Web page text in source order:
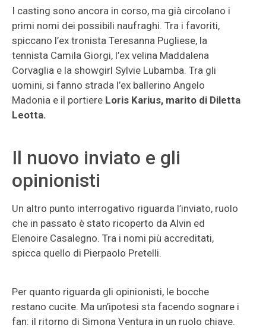
I casting sono ancora in corso, ma già circolano i
primi nomi dei possibili naufraghi. Tra i favoriti,
spiccano l’ex tronista Teresanna Pugliese, la
tennista Camila Giorgi, l’ex velina Maddalena
Corvaglia e la showgirl Sylvie Lubamba. Tra gli
uomini, si fanno strada l’ex ballerino Angelo
Madonia e il portiere Loris Karius, marito di Diletta
Leotta.
Il nuovo inviato e gli
opinionisti
Un altro punto interrogativo riguarda l’inviato, ruolo
che in passato è stato ricoperto da Alvin ed
Elenoire Casalegno. Tra i nomi più accreditati,
spicca quello di Pierpaolo Pretelli.
Per quanto riguarda gli opinionisti, le bocche
restano cucite. Ma un’ipotesi sta facendo sognare i
fan: il ritorno di Simona Ventura in un ruolo chiave.